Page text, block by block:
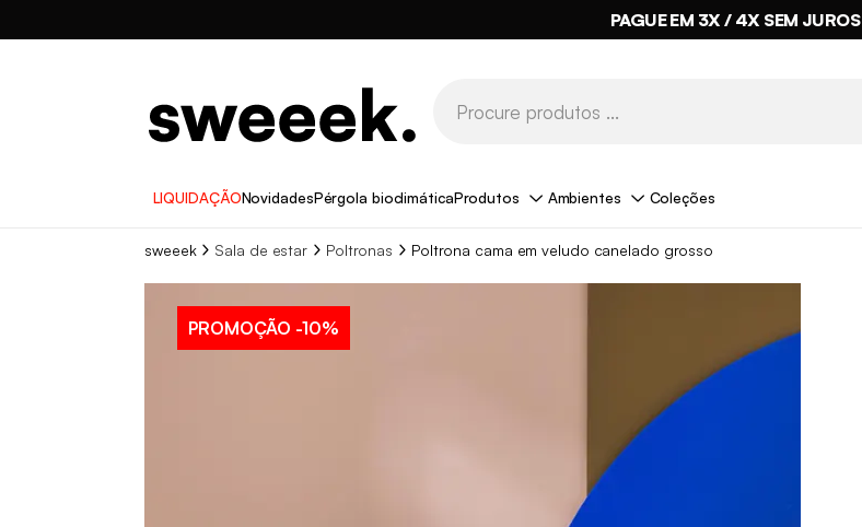
PAGUE EM 3X / 4X SEM JUROS
LIQUIDAÇÃONovidadesPérgola bioclimáticaProdutos Ambientes Coleções
sweeek Sala de estar Poltronas Poltrona cama em veludo canelado grosso
PROMOÇÃO -10%